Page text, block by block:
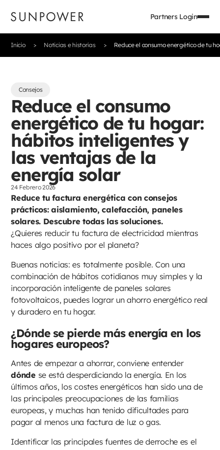
Partners Login
Inicio Noticias e historias Reduce el consumo energético de tu
Consejos
Reduce el consumo
energético de tu hogar:
hábitos inteligentes y
las ventajas de la
energía solar
24 Febrero 2026
Reduce tu factura energética con consejos
prácticos: aislamiento, calefacción, paneles
solares. Descubre todas las soluciones.
¿Quieres reducir tu factura de electricidad mientras
haces algo positivo por el planeta?
Buenas noticias: es totalmente posible. Con una
combinación de hábitos cotidianos muy simples y la
incorporación inteligente de paneles solares
fotovoltaicos, puedes lograr un ahorro energético real
y duradero en tu hogar.
¿Dónde se pierde más energía en los
hogares europeos?
Antes de empezar a ahorrar, conviene entender
dónde se está desperdiciando la energía. En los
últimos años, los costes energéticos han sido una de
las principales preocupaciones de las familias
europeas, y muchas han tenido dificultades para
pagar al menos una factura de luz o gas.
Identificar las principales fuentes de derroche es el